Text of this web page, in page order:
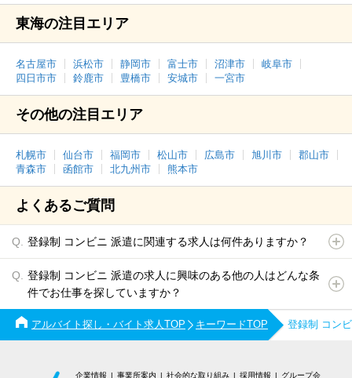
東海の注目エリア
名古屋市 浜松市 静岡市 富士市 沼津市
岐阜市
四日市市
鈴鹿市 豊橋市 安城市 一宮市
その他の注目エリア
札幌市 仙台市 福岡市 松山市 広島市 旭川市
郡山市
青森市
函館市 北九州市 熊本市
よくあるご質問
登録制 コンビニ 派遣に関連する求人は何件ありますか？
登録制 コンビニ 派遣の求人に興味のある他の人はどんな条
件でお仕事を探していますか？
アルバイト探し・バイト求人TOP キーワードTOP 登録制 コン
企業情報 事業所案内 社会的な取り組み 採用情報 グループ会